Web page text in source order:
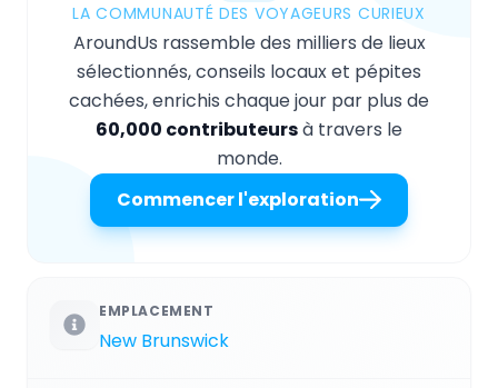
LA COMMUNAUTÉ DES VOYAGEURS CURIEUX
AroundUs rassemble des milliers de lieux
sélectionnés, conseils locaux et pépites
cachées, enrichis chaque jour par plus de
60,000 contributeursà travers le
monde.
Commencer l'exploration
EMPLACEMENT
New Brunswick